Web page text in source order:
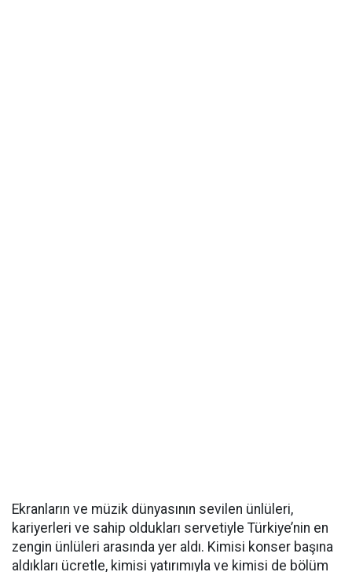
Ekranların ve müzik dünyasının sevilen ünlüleri,
kariyerleri ve sahip oldukları servetiyle Türkiye’nin en
zengin ünlüleri arasında yer aldı. Kimisi konser başına
aldıkları ücretle, kimisi yatırımıyla ve kimisi de bölüm